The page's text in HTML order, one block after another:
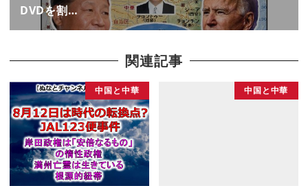
DVDを割…
関連記事
中国と中華 中国と中華